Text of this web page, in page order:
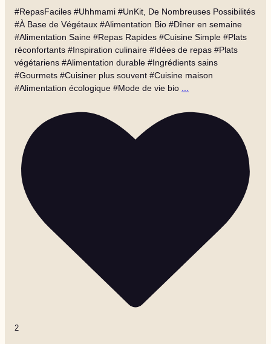
#RepasFaciles #Uhhmami #UnKit, De Nombreuses Possibilités
#À Base de Végétaux #Alimentation Bio #Dîner en semaine
#Alimentation Saine #Repas Rapides #Cuisine Simple #Plats
réconfortants #Inspiration culinaire #Idées de repas #Plats
végétariens #Alimentation durable #Ingrédients sains
#Gourmets #Cuisiner plus souvent #Cuisine maison
#Alimentation écologique #Mode de vie bio
2